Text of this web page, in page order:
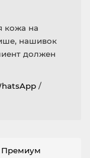
кожа на
нашивок
должен
/
Премиум